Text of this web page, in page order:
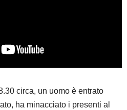
circa, un uomo è entrato
ha minacciato i presenti al